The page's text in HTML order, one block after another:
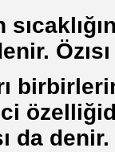
da denir.